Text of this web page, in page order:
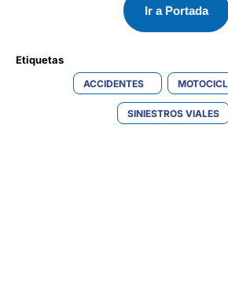
Ir a Portada
Etiquetas
ACCIDENTES
SINIESTROS VIALES